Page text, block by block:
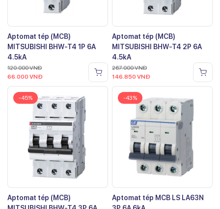
Aptomat tép (MCB)
MITSUBISHI BHW-T4 1P 6A
4.5kA
120.000VNĐ
66.000 VNĐ
Aptomat tép (MCB)
MITSUBISHI BHW-T4 2P 6A
4.5kA
267.000VNĐ
146.850 VNĐ
-45%
Aptomat tép (MCB)
-43%
Aptomat tép MCB LS LA63N